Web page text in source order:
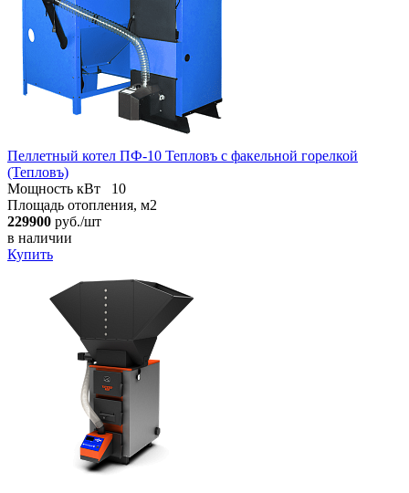
Пеллетный котел ПФ-10 Тепловъ с факельной горелкой
(Тепловъ)
Мощность кВт
10
Площадь отопления, м2
229900 руб./шт
в наличии
Купить